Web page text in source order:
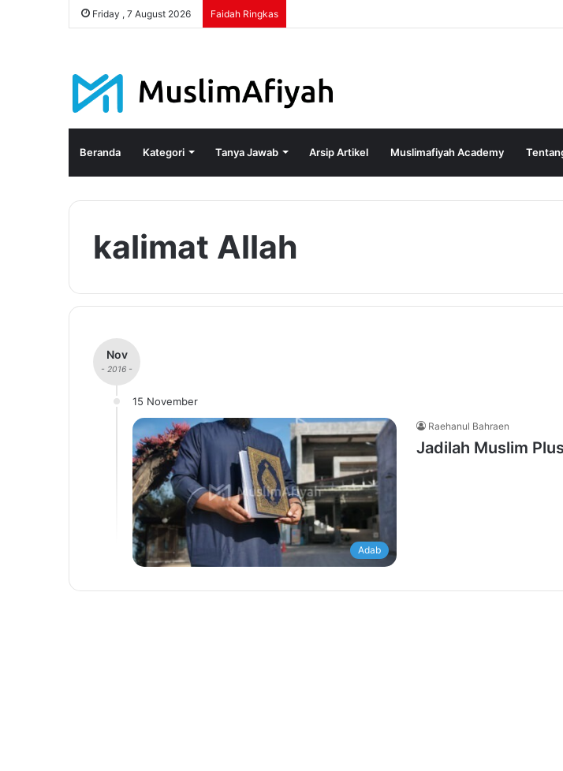
Friday , 7 August 2026 Faidah Ringkas
Beranda Kategori Tanya Jawab Arsip Artikel Muslimafiyah Academy
kalimat Allah
Nov
- 2016 -
15 November
Adab
Raehanul Bahraen
Jadilah Muslim Plus